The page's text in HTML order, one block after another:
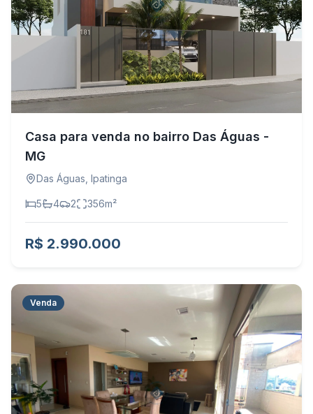
Casa para venda no bairro Das Águas -
MG
Das Águas Ipatinga
5 4 2 356m²
R$ 2.990.000
Venda